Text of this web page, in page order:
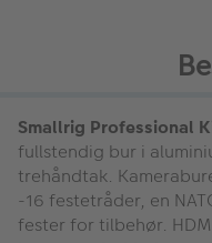
Smallrig Professional
fullstendig bur i
trehåndtak.
-16 festetråder, en
fester for tilbehør.